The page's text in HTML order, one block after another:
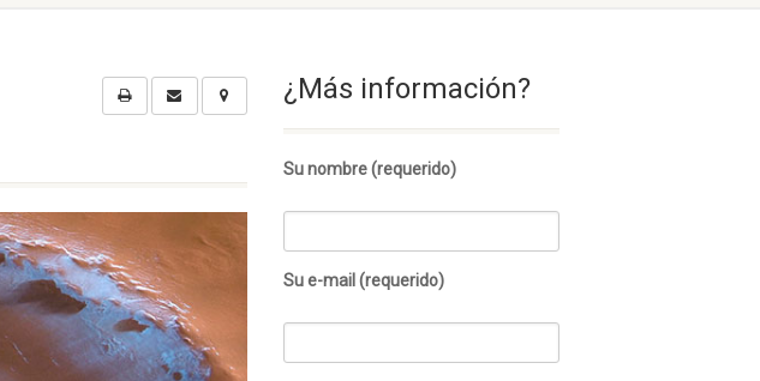
¿Más información?
Su nombre (requerido)
Su e-mail (requerido)